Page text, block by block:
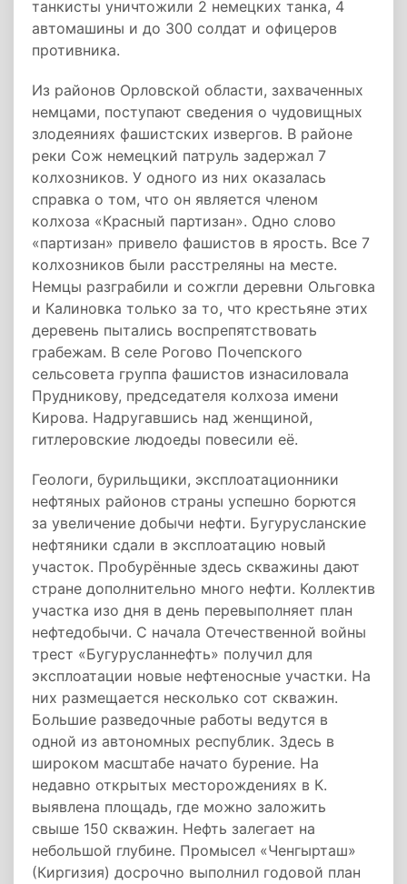
танкисты уничтожили 2 немецких танка, 4
автомашины и до 300 солдат и офицеров
противника.
Из районов Орловской области, захваченных
немцами, поступают сведения о чудовищных
злодеяниях фашистских извергов. В районе
реки Сож немецкий патруль задержал 7
колхозников. У одного из них оказалась
справка о том, что он является членом
колхоза «Красный партизан». Одно слово
«партизан» привело фашистов в ярость. Все 7
колхозников были расстреляны на месте.
Немцы разграбили и сожгли деревни Ольговка
и Калиновка только за то, что крестьяне этих
деревень пытались воспрепятствовать
грабежам. В селе Рогово Почепского
сельсовета группа фашистов изнасиловала
Прудникову, председателя колхоза имени
Кирова. Надругавшись над женщиной,
гитлеровские людоеды повесили её.
Геологи, бурильщики, эксплоатационники
нефтяных районов страны успешно борются
за увеличение добычи нефти. Бугурусланские
нефтяники сдали в эксплоатацию новый
участок. Пробурённые здесь скважины дают
стране дополнительно много нефти. Коллектив
участка изо дня в день перевыполняет план
нефтедобычи. С начала Отечественной войны
трест «Бугурусланнефть» получил для
эксплоатации новые нефтеносные участки. На
них размещается несколько сот скважин.
Большие разведочные работы ведутся в
одной из автономных республик. Здесь в
широком масштабе начато бурение. На
недавно открытых месторождениях в К.
выявлена площадь, где можно заложить
свыше 150 скважин. Нефть залегает на
небольшой глубине. Промысел «Ченгырташ»
(Киргизия) досрочно выполнил годовой план